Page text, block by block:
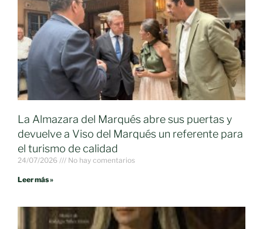
La Almazara del Marqués abre sus puertas y
devuelve a Viso del Marqués un referente para
el turismo de calidad
24/07/2026 No hay comentarios
Leer más »